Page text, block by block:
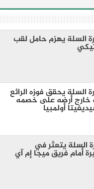
السلة يهزم حامل لقب
السلة يحقق فوزه الرائع
خارج أرضه على خصمه
أولمبيا
السلة يتعثر في
أمام فريق ميجا إم آي